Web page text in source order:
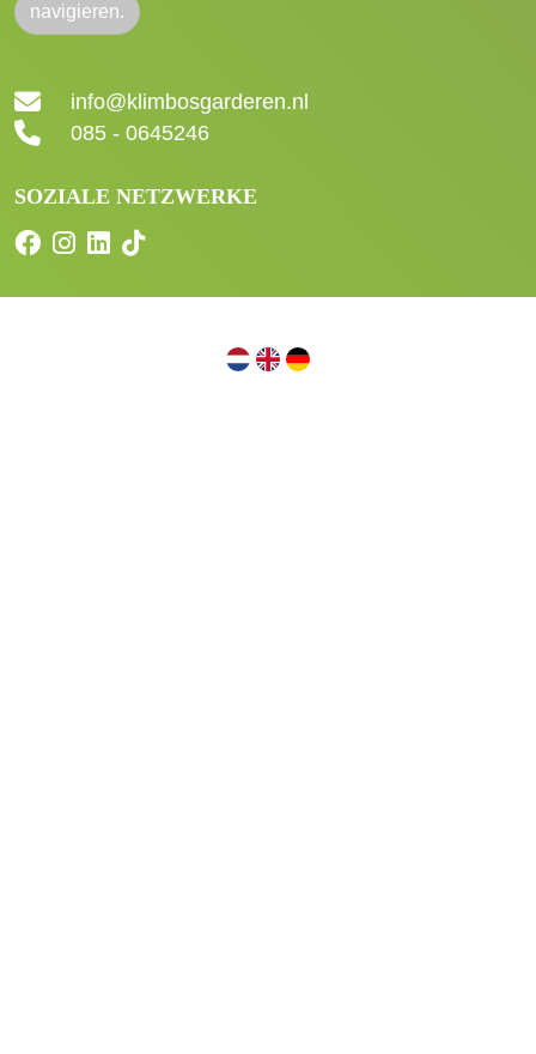
navigieren.
info@klimbosgarderen.nl
085 - 0645246
SOZIALE NETZWERKE